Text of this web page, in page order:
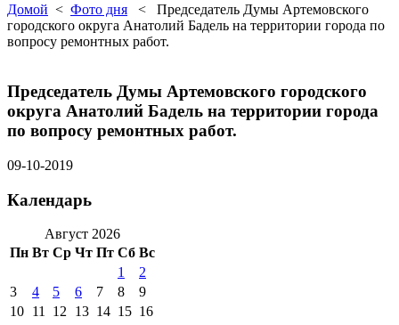
Домой < Фото дня < Председатель Думы Артемовского
городского округа Анатолий Бадель на территории города по
вопросу ремонтных работ.
Председатель Думы Артемовского городского
округа Анатолий Бадель на территории города
по вопросу ремонтных работ.
09-10-2019
Календарь
Август 2026
Пн Вт Ср Чт Пт Сб Вс
1
2
3
4 5 6 7 8
9
10 11 12 13 14 15 16